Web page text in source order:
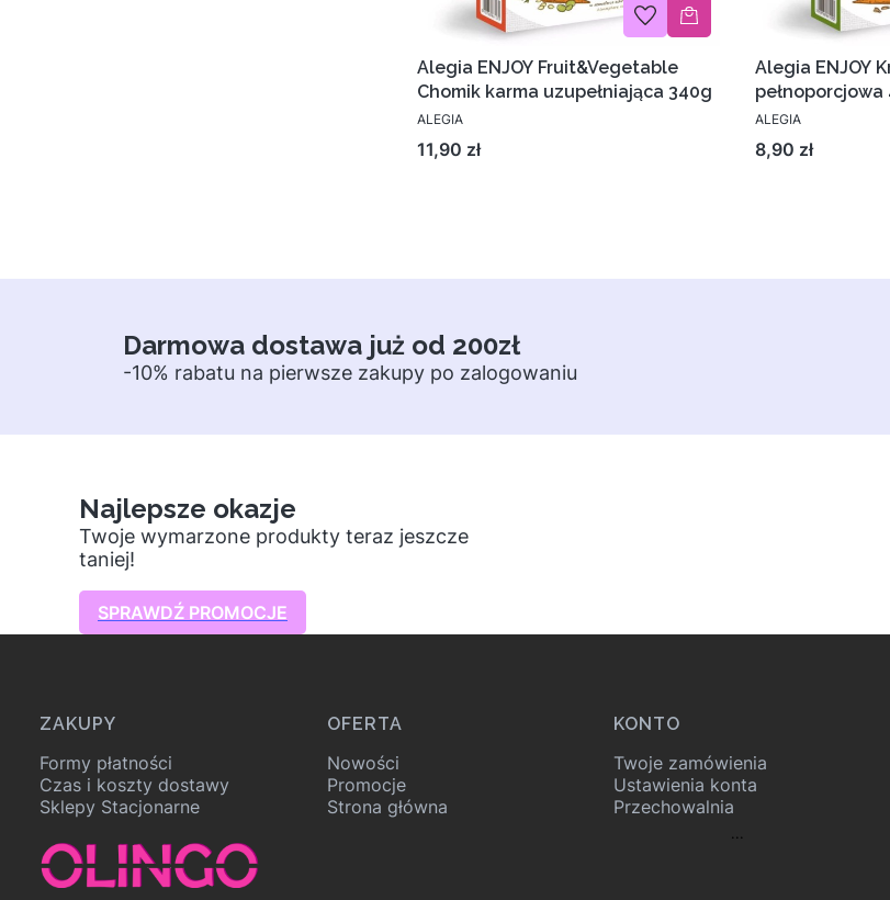
Alegia ENJOY Fruit&Vegetable
Chomik karma uzupełniająca 340g
ALEGIA
Cena
11,90 zł
Alegia ENJOY
pełnoporcjowa
ALEGIA
Cena
8,90 zł
Darmowa dostawa już od 200zł
-10% rabatu na pierwsze zakupy po zalogowaniu
Najlepsze okazje
Twoje wymarzone produkty teraz jeszcze
taniej!
SPRAWDŹ PROMOCJE
Linki w stopce
ZAKUPY
Formy płatności
Czas i koszty dostawy
Sklepy Stacjonarne
OFERTA
Nowości
Promocje
Strona główna
KONTO
Twoje zamówienia
Ustawienia konta
Przechowalnia